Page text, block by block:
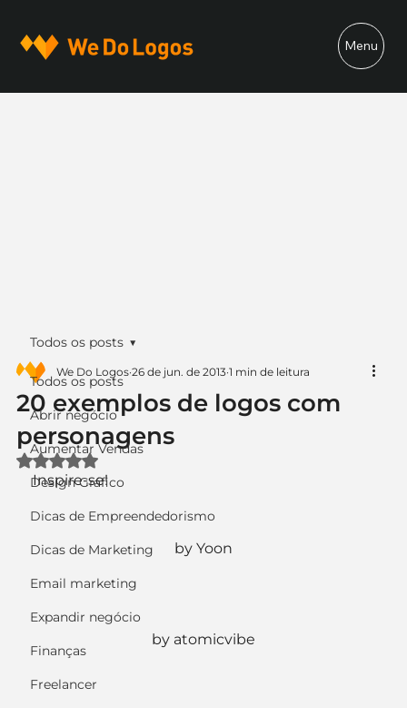
Menu
Todos os posts
Abrir negócio
Aumentar Vendas
Design Gráfico
Dicas de Empreendedorismo
Dicas de Marketing
Email marketing
Expandir negócio
Finanças
Freelancer
Todos os posts
20 exemplos de logos com
personagens
We Do Logos 26 de jun. de 2013 1 min de leitura
Avaliado com NaN de 5 estrelas.
Inspire-se!
by Yoon
by atomicvibe